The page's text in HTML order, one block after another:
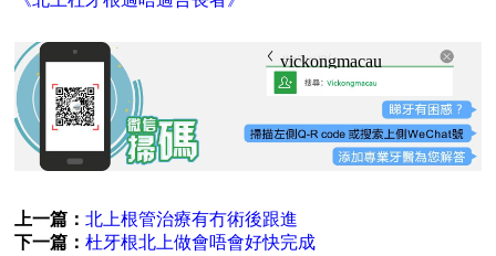
vickongmacau
上一篇：北上根管治療有冇術後跟進
下一篇：杜牙根北上做會唔會好快完成